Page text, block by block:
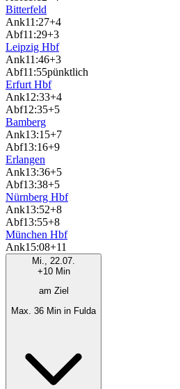
Bitterfeld
Ank11:27+4
Abf11:29+3
Leipzig Hbf
Ank11:46+3
Abf11:55pünktlich
Erfurt Hbf
Ank12:33+4
Abf12:35+5
Bamberg
Ank13:15+7
Abf13:16+9
Erlangen
Ank13:36+5
Abf13:38+5
Nürnberg Hbf
Ank13:52+8
Abf13:55+8
München Hbf
Ank15:08+11
Mi., 22.07.
+10 Min
am Ziel
Max. 36 Min in Fulda